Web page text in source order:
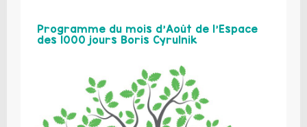
Programme du mois d’Août de l’Espace
des 1000 jours Boris Cyrulnik